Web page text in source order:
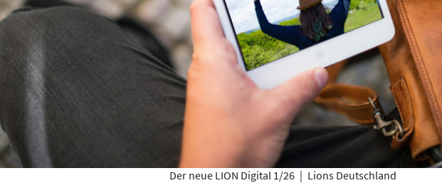
Der neue LION Digital 1/26 | Lions Deutschland